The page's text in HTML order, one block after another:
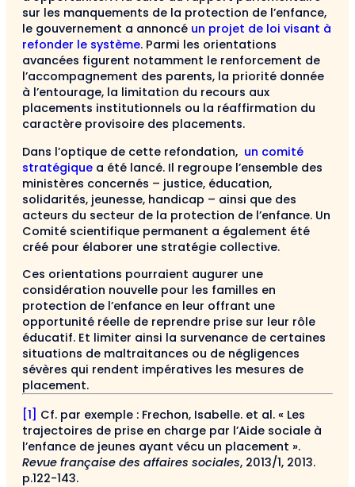
sur les manquements de la protection de l’enfance,
le gouvernement a annoncé un projet de loi visant à
refonder le système. Parmi les orientations
avancées figurent notamment le renforcement de
l’accompagnement des parents, la priorité donnée
à l’entourage, la limitation du recours aux
placements institutionnels ou la réaffirmation du
caractère provisoire des placements.
Dans l’optique de cette refondation, un comité
stratégique a été lancé. Il regroupe l’ensemble des
ministères concernés – justice, éducation,
solidarités, jeunesse, handicap – ainsi que des
acteurs du secteur de la protection de l’enfance. Un
Comité scientifique permanent a également été
créé pour élaborer une stratégie collective.
Ces orientations pourraient augurer une
considération nouvelle pour les familles en
protection de l’enfance en leur offrant une
opportunité réelle de reprendre prise sur leur rôle
éducatif. Et limiter ainsi la survenance de certaines
situations de maltraitances ou de négligences
sévères qui rendent impératives les mesures de
placement.
[1] Cf. par exemple : Frechon, Isabelle. et al. « Les
trajectoires de prise en charge par l’Aide sociale à
l’enfance de jeunes ayant vécu un placement ».
Revue française des affaires sociales, 2013/1, 2013.
p.122-143.